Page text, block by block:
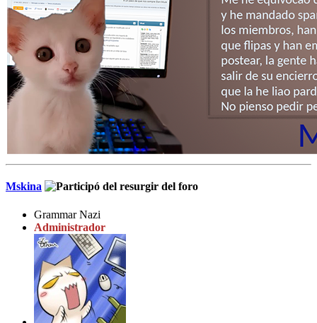
Mskina
Grammar Nazi
Administrador